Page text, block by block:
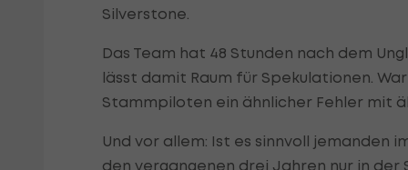
Silverstone.
Das Team hat 48 Stunden nach dem
lässt damit Raum für Spekulationen.
Stammpiloten ein ähnlicher Fehler mit
Und vor allem: Ist es sinnvoll jemanden
den vergangenen drei Jahren nur in der